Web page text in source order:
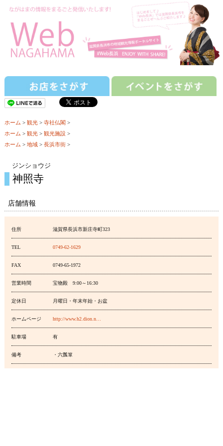
ホーム > 観光> 寺社仏閣>
ホーム > 観光> 観光施設>
ホーム > 地域> 長浜市街>
ジンショウジ
神照寺
店舗情報
住所 滋賀県長浜市新庄寺町323
TEL 0749-62-1629
FAX 0749-65-1972
営業時間 宝物殿 9:00～16:30
定休日 月曜日・年末年始・お盆
ホームページ http://www.h2.dion.n…
駐車場 有
備考 ・六瓢箪